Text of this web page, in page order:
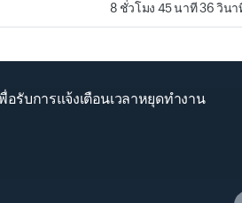
8 ชั่วโมง 45 นาที 36 วินา
รับการแจ้งเตือนเวลาหยุดทำงาน